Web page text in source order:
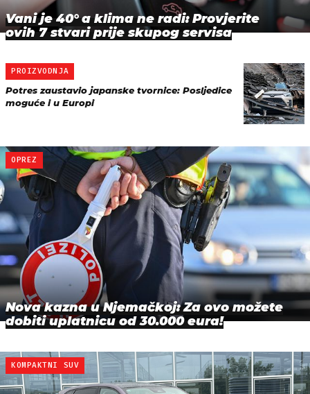
Vani je 40° a klima ne radi: Provjerite
ovih 7 stvari prije skupog servisa
PROIZVODNJA
Potres zaustavio japanske tvornice: Posljedice
moguće i u Europi
OPREZ
Nova kazna u Njemačkoj: Za ovo možete
dobiti uplatnicu od 30.000 eura!
KOMPAKTNI SUV